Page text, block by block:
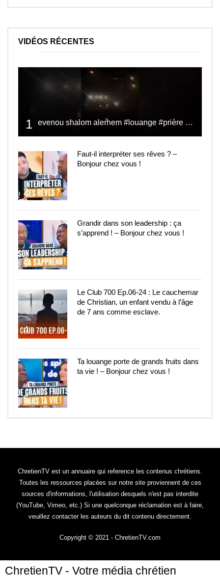
VIDÉOS RÉCENTES
1 evenou shalom alerhem #louange #prière #shalom
2
Faut-il interpréter ses rêves ? –
Bonjour chez vous !
3
Grandir dans son leadership : ça
s’apprend ! – Bonjour chez vous !
4
Le Club 700 Ep.06-24 : Le cauchemar
de Christian, un enfant vendu à l’âge
de 7 ans comme esclave.
5
Ta louange porte de grands fruits dans
ta vie ! – Bonjour chez vous !
ChretienTV est un annuaire qui reference les contenus chrétiens.
Toutes les ressources placées sur notre site proviennent de ces
sources d'informations, l'utilisation desquels n'est pas interdite
(YouTube, Vimeo, etc.) Si une quelconque réclamation est à faire,
veuillez contacter les auteurs du dit contenu directement.
Copyright © 2021 - ChretienTV.com
ChretienTV - Votre média chrétien